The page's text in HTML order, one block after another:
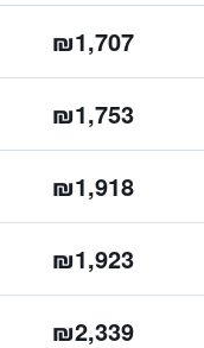
₪1,707
₪1,753
₪1,918
₪1,923
₪2,339